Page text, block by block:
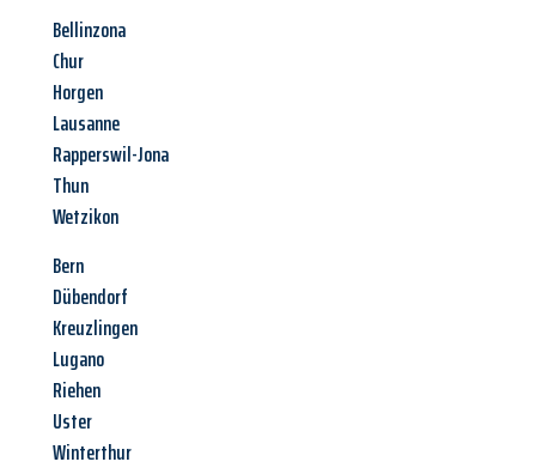
Bellinzona
Chur
Horgen
Lausanne
Rapperswil-Jona
Thun
Wetzikon
Bern
Dübendorf
Kreuzlingen
Lugano
Riehen
Uster
Winterthur